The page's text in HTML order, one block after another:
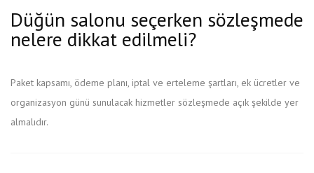
Düğün salonu seçerken sözleşmede
nelere dikkat edilmeli?
Paket kapsamı, ödeme planı, iptal ve erteleme şartları, ek ücretler ve
organizasyon günü sunulacak hizmetler sözleşmede açık şekilde yer
almalıdır.